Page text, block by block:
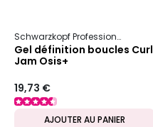
Schwarzkopf Professional
Gel définition boucles Curl
Jam Osis+
19,73 €
AJOUTER AU PANIER